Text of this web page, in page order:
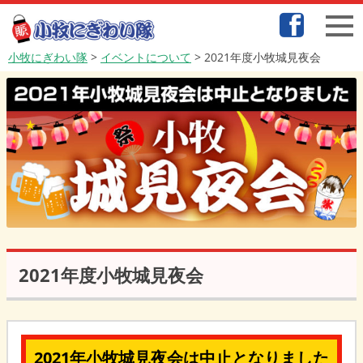
小牧にぎわい隊 > イベントについて > 2021年度小牧城見夜会
2021年度小牧城見夜会
2021年小牧城見夜会は中止となりました